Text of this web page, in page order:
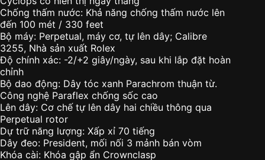
Chống thấm nước: Khả năng chống thấm nước lên
đến 100 mét / 330 feet
Bộ máy: Perpetual, máy cơ, tự lên dây; Calibre
3255, Nhà sản xuất Rolex
Độ chính xác: -2/+2 giây/ngày, sau khi lắp đặt hoàn
chỉnh
Bộ dao động: Dây tóc xanh Parachrom thuận từ.
Công nghệ Paraflex chống sốc cao
Lên dây: Cơ chế tự lên dây hai chiều thông qua
Perpetual rotor
Dự trữ năng lượng: Xấp xỉ 70 tiếng
Dây đeo: President, mối nối 3 mảnh bán vòm
Khóa cài: Khóa gập ẩn Crownclasp